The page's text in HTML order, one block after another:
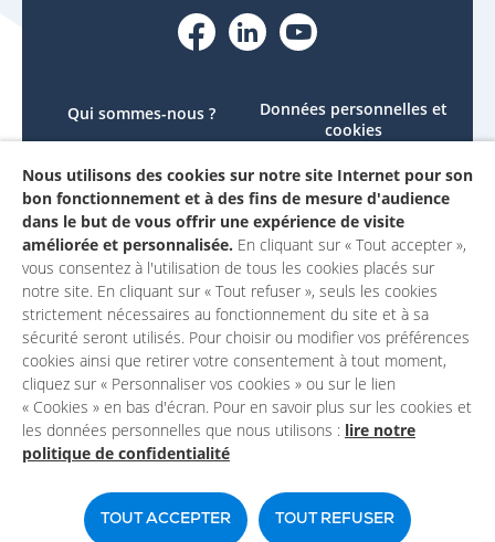
Qui sommes-nous ?
Le projet
Contactez-nous
Mon compte
Données personnelles et
cookies
Accessibilité : non
conforme
Mentions légales
Un site du
Nous utilisons des cookies sur notre site Internet pour son
bon fonctionnement et à des fins de mesure d'audience
dans le but de vous offrir une expérience de visite
améliorée et personnalisée. En cliquant sur « Tout accepter »,
vous consentez à l'utilisation de tous les cookies placés sur
notre site. En cliquant sur « Tout refuser », seuls les cookies
strictement nécessaires au fonctionnement du site et à sa
sécurité seront utilisés. Pour choisir ou modifier vos préférences
cookies ainsi que retirer votre consentement à tout moment,
cliquez sur « Personnaliser vos cookies » ou sur le lien
« Cookies » en bas d'écran. Pour en savoir plus sur les cookies et
les données personnelles que nous utilisons : lire notre
politique de confidentialité
TOUT ACCEPTER TOUT REFUSER